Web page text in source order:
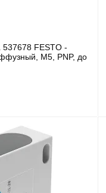
537678 FESTO -
M5, PNP, до